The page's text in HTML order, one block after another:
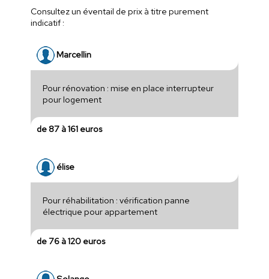
Consultez un éventail de prix à titre purement
indicatif :
Marcellin
Pour rénovation : mise en place interrupteur
pour logement
de 87 à 161 euros
élise
Pour réhabilitation : vérification panne
électrique pour appartement
de 76 à 120 euros